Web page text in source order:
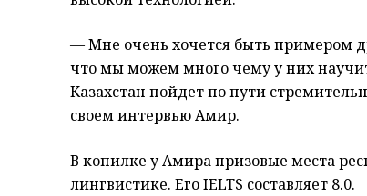
— Мне очень хочется быть примером
что мы можем много чему у них
Казахстан пойдет по пути
своем интервью Амир.
В копилке у Амира призовые места
лингвистике. Его IELTS составляет 8.0.